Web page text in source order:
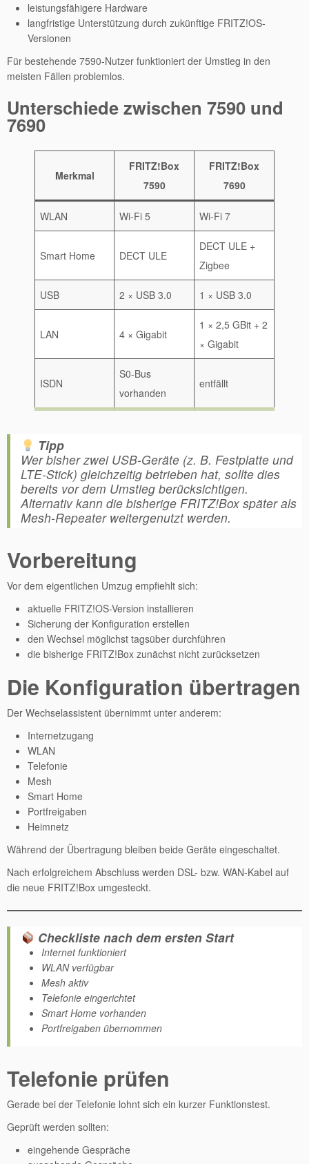
leistungsfähigere Hardware
langfristige Unterstützung durch zukünftige FRITZ!OS-
Versionen
Für bestehende 7590-Nutzer funktioniert der Umstieg in den
meisten Fällen problemlos.
Unterschiede zwischen 7590 und
7690
Merkmal
FRITZ!Box
7590
FRITZ!Box
7690
WLAN Wi-Fi 5 Wi-Fi 7
Smart Home DECT ULE
DECT ULE +
Zigbee
USB 2 × USB 3.0 1 × USB 3.0
LAN 4 × Gigabit
1 × 2,5 GBit + 2
× Gigabit
ISDN
S0-Bus
vorhanden
entfällt
Tipp
Wer bisher zwei USB-Geräte (z. B. Festplatte und
LTE-Stick) gleichzeitig betrieben hat, sollte dies
bereits vor dem Umstieg berücksichtigen.
Alternativ kann die bisherige FRITZ!Box später als
Mesh-Repeater weitergenutzt werden.
Vorbereitung
Vor dem eigentlichen Umzug empfiehlt sich:
aktuelle FRITZ!OS-Version installieren
Sicherung der Konfiguration erstellen
den Wechsel möglichst tagsüber durchführen
die bisherige FRITZ!Box zunächst nicht zurücksetzen
Die Konfiguration übertragen
Der Wechselassistent übernimmt unter anderem:
Internetzugang
WLAN
Telefonie
Mesh
Smart Home
Portfreigaben
Heimnetz
Während der Übertragung bleiben beide Geräte eingeschaltet.
Nach erfolgreichem Abschluss werden DSL- bzw. WAN-Kabel auf
die neue FRITZ!Box umgesteckt.
Checkliste nach dem ersten Start
Internet funktioniert
WLAN verfügbar
Mesh aktiv
Telefonie eingerichtet
Smart Home vorhanden
Portfreigaben übernommen
Telefonie prüfen
Gerade bei der Telefonie lohnt sich ein kurzer Funktionstest.
Geprüft werden sollten:
eingehende Gespräche